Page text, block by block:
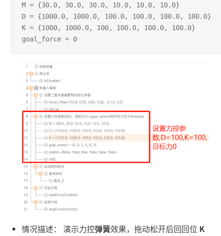
M = {30.0, 30.0, 30.0, 10.0, 10.0, 10.0}
D = {1000.0, 1000.0, 100.0, 100.0, 100.0, 100.0}
K = {1000, 1000.0, 100, 100.0, 100.0, 100.0}
goal_force = 0
情况描述： 演示力控弹簧效果，拖动松开后回回位 K